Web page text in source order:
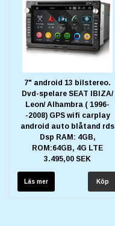
7" android 13 bilstereo.
Dvd-spelare SEAT IBIZA/
Leon/ Alhambra ( 1996-
-2008) GPS wifi carplay
android auto blåtand rds
Dsp RAM: 4GB,
ROM:64GB, 4G LTE
3.495,00 SEK
Läs mer